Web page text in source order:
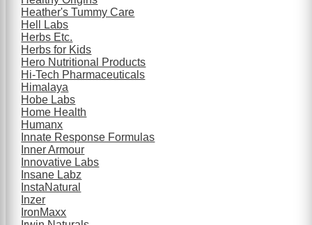
Heather's Tummy Care
Hell Labs
Herbs Etc.
Herbs for Kids
Hero Nutritional Products
Hi-Tech Pharmaceuticals
Himalaya
Hobe Labs
Home Health
Humanx
Innate Response Formulas
Inner Armour
Innovative Labs
Insane Labz
InstaNatural
Inzer
IronMaxx